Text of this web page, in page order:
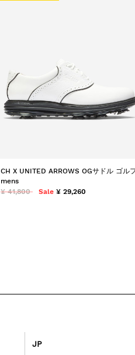
CH X UNITED ARROWS OGサドル ゴル
mens
¥ 41,800
Sale ¥ 29,260
JP